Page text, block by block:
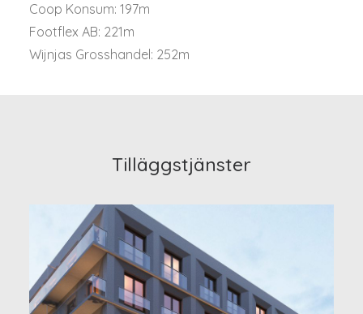
Coop Konsum: 197m
Footflex AB: 221m
Wijnjas Grosshandel: 252m
Tilläggstjänster